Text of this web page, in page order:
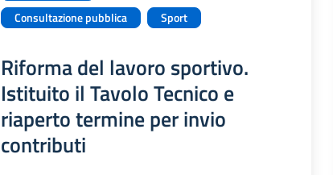
Consultazione pubblica
Sport
Riforma del lavoro sportivo.
Istituito il Tavolo Tecnico e
riaperto termine per invio
contributi